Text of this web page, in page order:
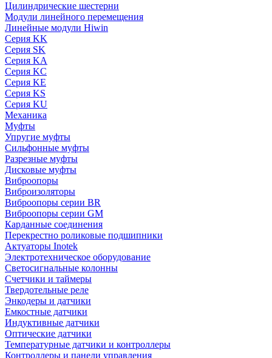
Цилиндрические шестерни
Модули линейного перемещения
Линейные модули Hiwin
Серия KK
Серия SK
Серия KA
Серия KC
Серия KE
Серия KS
Серия KU
Механика
Муфты
Упругие муфты
Сильфонные муфты
Разрезные муфты
Дисковые муфты
Виброопоры
Виброизоляторы
Виброопоры серии BR
Виброопоры серии GM
Карданные соединения
Перекрестно роликовые подшипники
Актуаторы Inotek
Электротехническое оборудование
Светосигнальные колонны
Счетчики и таймеры
Твердотельные реле
Энкодеры и датчики
Емкостные датчики
Индуктивные датчики
Оптические датчики
Температурные датчики и контроллеры
Контроллеры и панели управления